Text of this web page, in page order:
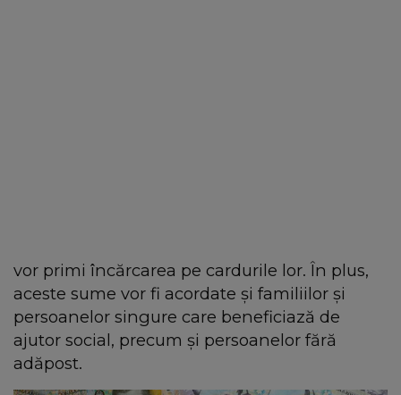
vor primi încărcarea pe cardurile lor. În plus,
aceste sume vor fi acordate și familiilor și
persoanelor singure care beneficiază de
ajutor social, precum și persoanelor fără
adăpost.